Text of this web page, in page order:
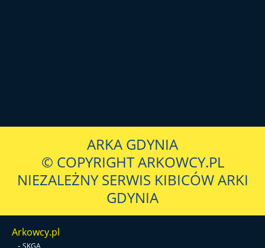
ARKA GDYNIA
© COPYRIGHT ARKOWCY.PL
NIEZALEŻNY SERWIS KIBICÓW ARKI
GDYNIA
Arkowcy.pl
- SKGA